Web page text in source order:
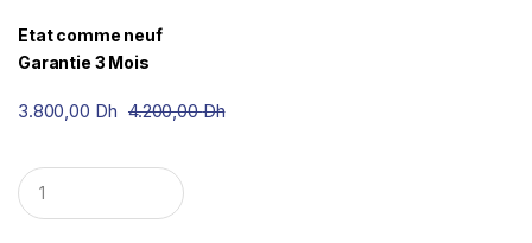
Etat comme neuf
Garantie 3 Mois
3.800,00 Dh 4.200,00Dh
Q
u
a